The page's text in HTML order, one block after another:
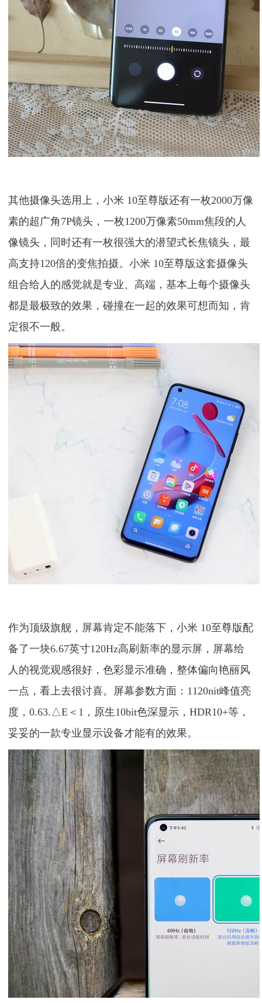
其他摄像头选用上，小米 10至尊版还有一枚2000万像
素的超广角7P镜头，一枚1200万像素50mm焦段的人
像镜头，同时还有一枚很强大的潜望式长焦镜头，最
高支持120倍的变焦拍摄。小米 10至尊版这套摄像头
组合给人的感觉就是专业、高端，基本上每个摄像头
都是最极致的效果，碰撞在一起的效果可想而知，肯
定很不一般。
作为顶级旗舰，屏幕肯定不能落下，小米 10至尊版配
备了一块6.67英寸120Hz高刷新率的显示屏，屏幕给
人的视觉观感很好，色彩显示准确，整体偏向艳丽风
一点，看上去很讨喜。屏幕参数方面：1120nit峰值亮
度，0.63.△E＜1，原⽣10bit⾊深显⽰，HDR10+等，
妥妥的一款专业显示设备才能有的效果。